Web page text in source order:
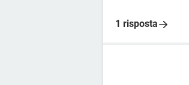
1 risposta